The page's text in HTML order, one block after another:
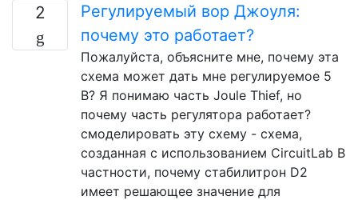
2
Регулируемый вор Джоуля:
почему это работает?
Пожалуйста, объясните мне, почему эта
схема может дать мне регулируемое 5
В? Я понимаю часть Joule Thief, но
почему часть регулятора работает?
смоделировать эту схему - схема,
созданная с использованием CircuitLab В
частности, почему стабилитрон D2
имеет решающее значение для